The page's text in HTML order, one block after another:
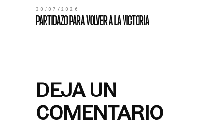
30/07/2026
PARTIDAZO PARA VOLVER A LA VICTORIA
DEJA UN
COMENTARIO